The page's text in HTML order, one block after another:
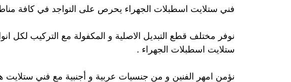
فني ستلايت اسطبلات الجهراء يحرص على التواجد في كافة
نوفر مختلف قطع التبديل الاصلية و المكفولة مع التركيب لكل
ستلايت اسطبلات الجهراء .
نؤمن امهر الفنين و من جنسيات عربية و أجنبية مع فني ستلايت